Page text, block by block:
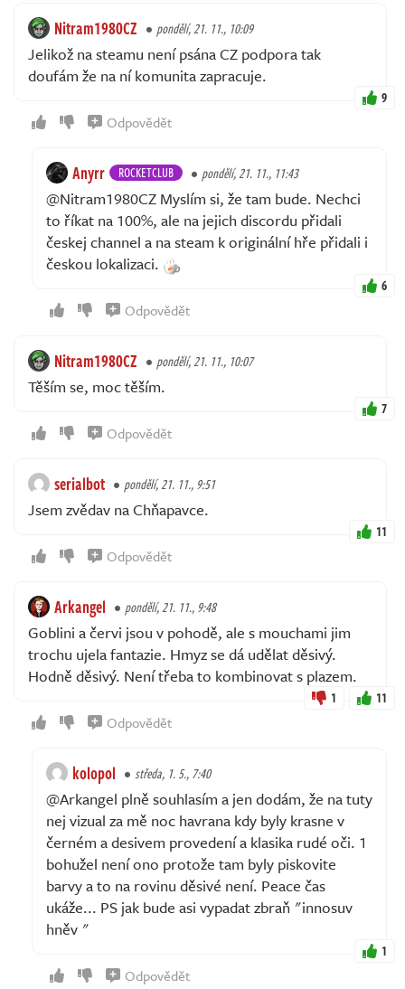
Nitram1980CZ pondělí, 21. 11., 10:09
Jelikož na steamu není psána CZ podpora tak
doufám že na ní komunita zapracuje.
9
Odpovědět
Anyrr ROCKETCLUB pondělí, 21. 11., 11:43
@Nitram1980CZ Myslím si, že tam bude. Nechci
to říkat na 100%, ale na jejich discordu přidali
českej channel a na steam k originální hře přidali i
českou lokalizaci.
6
Odpovědět
Nitram1980CZ pondělí, 21. 11., 10:07
Těším se, moc těším.
7
Odpovědět
serialbot pondělí, 21. 11., 9:51
Jsem zvědav na Chňapavce.
11
Odpovědět
Arkangel pondělí, 21. 11., 9:48
Goblini a červi jsou v pohodě, ale s mouchami jim
trochu ujela fantazie. Hmyz se dá udělat děsivý.
Hodně děsivý. Není třeba to kombinovat s plazem.
1 11
Odpovědět
kolopol středa, 1. 5., 7:40
@Arkangel plně souhlasím a jen dodám, že na tuty
nej vizual za mě noc havrana kdy byly krasne v
černém a desivem provedení a klasika rudé oči. 1
bohužel není ono protože tam byly piskovite
barvy a to na rovinu děsivé není. Peace čas
ukáže... PS jak bude asi vypadat zbraň "innosuv
hněv "
1
Odpovědět